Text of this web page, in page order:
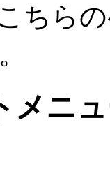
ちら
メニ